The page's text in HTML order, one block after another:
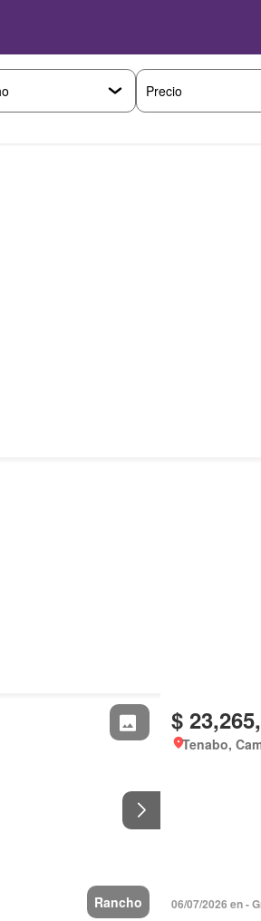
Precio
Rancho
$
Tenabo,
06/07/2026 en -